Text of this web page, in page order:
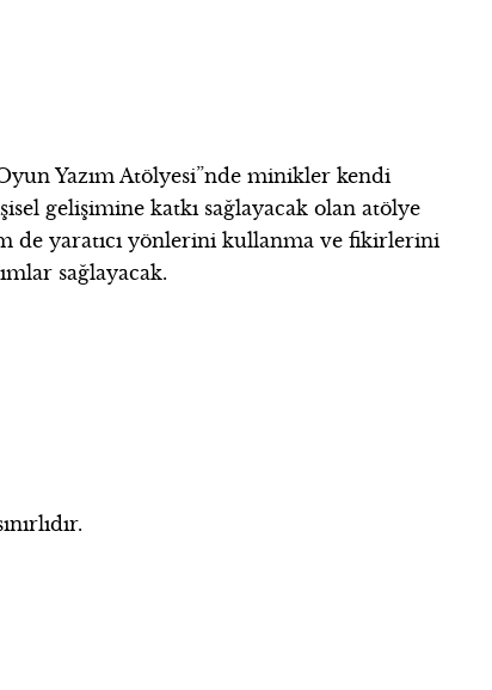
Yazım Atölyesi”nde minikler kendi
gelişimine katkı sağlayacak olan atölye
de yaratıcı yönlerini kullanma ve fikirlerini
sağlayacak.